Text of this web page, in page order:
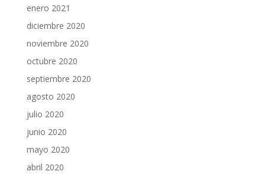
enero 2021
diciembre 2020
noviembre 2020
octubre 2020
septiembre 2020
agosto 2020
julio 2020
junio 2020
mayo 2020
abril 2020